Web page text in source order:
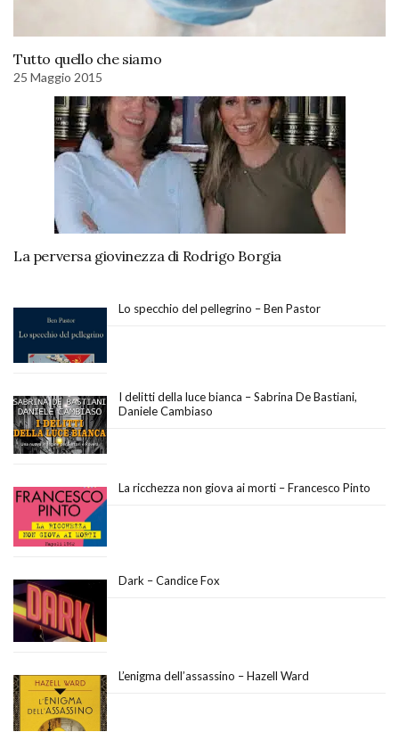
Tutto quello che siamo
25 Maggio 2015
La perversa giovinezza di Rodrigo Borgia
Lo specchio del pellegrino – Ben Pastor
I delitti della luce bianca – Sabrina De Bastiani,
Daniele Cambiaso
La ricchezza non giova ai morti – Francesco Pinto
Dark – Candice Fox
L’enigma dell’assassino – Hazell Ward